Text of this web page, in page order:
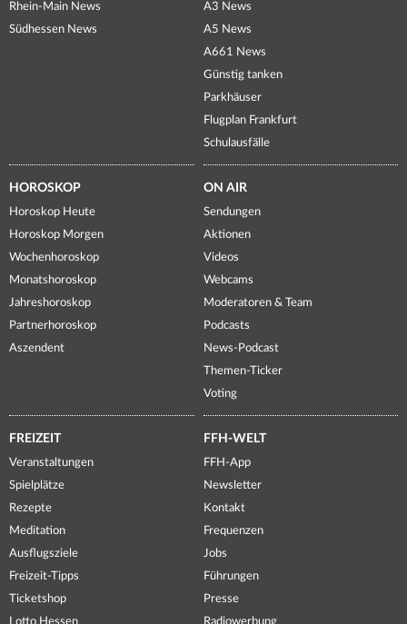
Rhein-Main News
Südhessen News
A3 News
A5 News
A661 News
Günstig tanken
Parkhäuser
Flugplan Frankfurt
Schulausfälle
HOROSKOP
Horoskop Heute
Horoskop Morgen
Wochenhoroskop
Monatshoroskop
Jahreshoroskop
Partnerhoroskop
Aszendent
ON AIR
Sendungen
Aktionen
Videos
Webcams
Moderatoren & Team
Podcasts
News-Podcast
Themen-Ticker
Voting
FREIZEIT
Veranstaltungen
Spielplätze
Rezepte
Meditation
Ausflugsziele
Freizeit-Tipps
Ticketshop
Lotto Hessen
FFH-WELT
FFH-App
Newsletter
Kontakt
Frequenzen
Jobs
Führungen
Presse
Radiowerbung